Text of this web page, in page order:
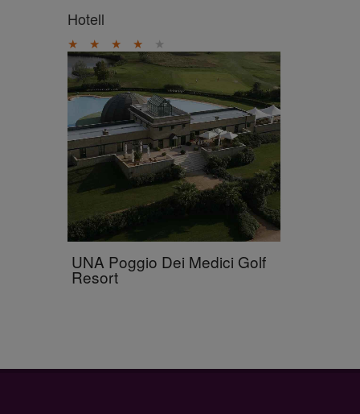
Hotell
★ ★ ★ ★ ★
UNA Poggio Dei Medici Golf
Resort